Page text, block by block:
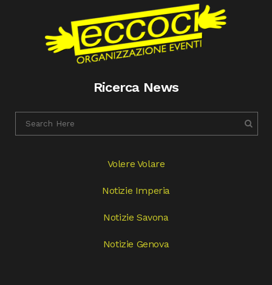
Ricerca News
Volere Volare
Notizie Imperia
Notizie Savona
Notizie Genova